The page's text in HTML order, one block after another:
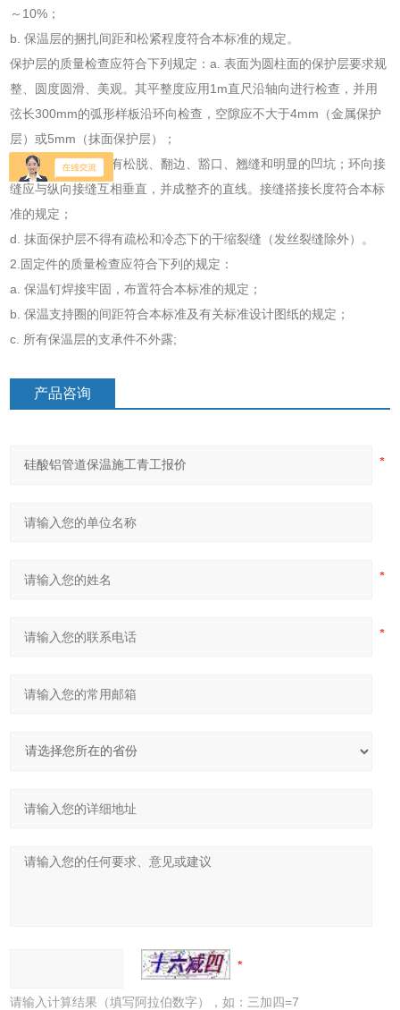
～10%；
b. 保温层的捆扎间距和松紧程度符合本标准的规定。
保护层的质量检查应符合下列规定：a. 表面为圆柱面的保护层要求规
整、圆度圆滑、美观。其平整度应用1m直尺沿轴向进行检查，并用
弦长300mm的弧形样板沿环向检查，空隙应不大于4mm（金属保护
层）或5mm（抹面保护层）；
c. 金属保护层不得有松脱、翻边、豁口、翘缝和明显的凹坑；环向接
缝应与纵向接缝互相垂直，并成整齐的直线。接缝搭接长度符合本标
准的规定；
d. 抹面保护层不得有疏松和冷态下的干缩裂缝（发丝裂缝除外）。
2.固定件的质量检查应符合下列的规定：
a. 保温钉焊接牢固，布置符合本标准的规定；
b. 保温支持圈的间距符合本标准及有关标准设计图纸的规定；
c. 所有保温层的支承件不外露;
产品咨询
请输入计算结果（填写阿拉伯数字），如：三加四=7